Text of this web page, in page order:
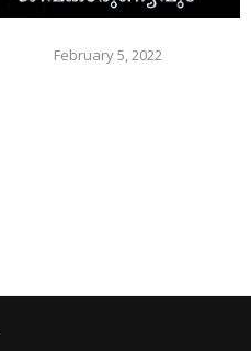
February 5, 2022